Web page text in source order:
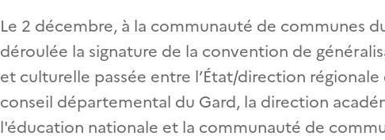
Le 2 décembre, à la communauté de communes
déroulée la signature de la convention de
et culturelle passée entre l’État/direction
conseil départemental du Gard, la direction
l'éducation nationale et la communauté de